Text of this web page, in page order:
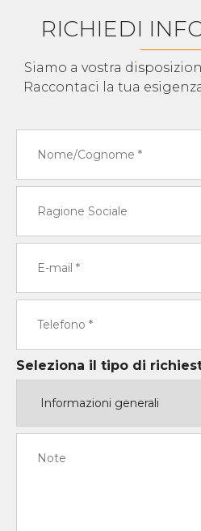
RICHIEDI
Siamo a vostra
Raccontaci la tua
Seleziona il tipo di